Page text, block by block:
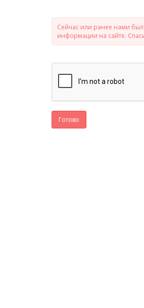
Сейчас или ранее нами
информации на сайте.
Готово